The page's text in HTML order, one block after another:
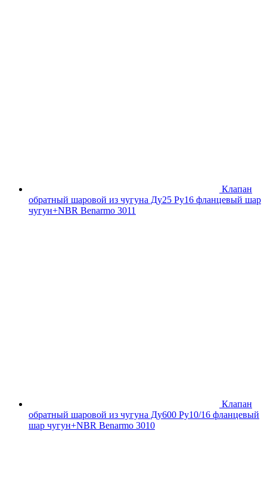
Клапан
обратный шаровой из чугуна Ду25 Ру16 фланцевый шар
чугун+NBR Benarmo 3011
Клапан
обратный шаровой из чугуна Ду600 Ру10/16 фланцевый
шар чугун+NBR Benarmo 3010